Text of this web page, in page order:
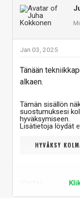
Jan 03, 2025
Tänään
alkaen.
Tämän sisällön
suostumuksesi
hyväksymiseen.
Lisätietoja löydät
HYVÄKSY